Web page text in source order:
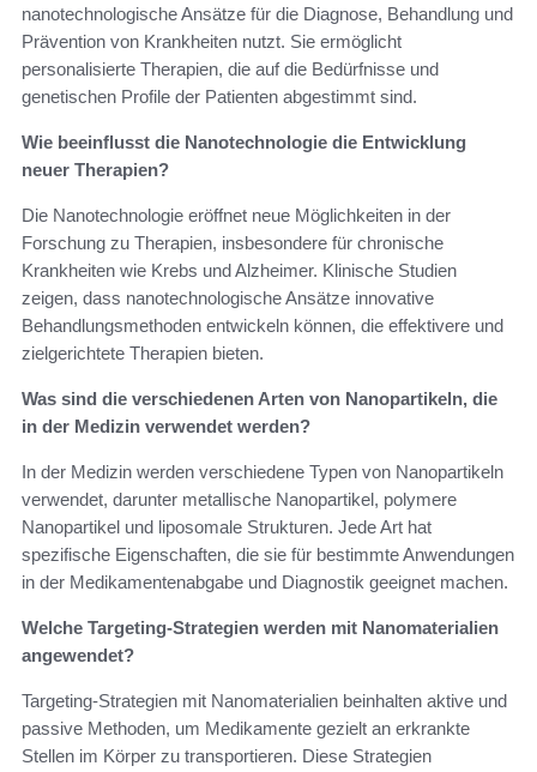
nanotechnologische Ansätze für die Diagnose, Behandlung und
Prävention von Krankheiten nutzt. Sie ermöglicht
personalisierte Therapien, die auf die Bedürfnisse und
genetischen Profile der Patienten abgestimmt sind.
Wie beeinflusst die Nanotechnologie die Entwicklung
neuer Therapien?
Die Nanotechnologie eröffnet neue Möglichkeiten in der
Forschung zu Therapien, insbesondere für chronische
Krankheiten wie Krebs und Alzheimer. Klinische Studien
zeigen, dass nanotechnologische Ansätze innovative
Behandlungsmethoden entwickeln können, die effektivere und
zielgerichtete Therapien bieten.
Was sind die verschiedenen Arten von Nanopartikeln, die
in der Medizin verwendet werden?
In der Medizin werden verschiedene Typen von Nanopartikeln
verwendet, darunter metallische Nanopartikel, polymere
Nanopartikel und liposomale Strukturen. Jede Art hat
spezifische Eigenschaften, die sie für bestimmte Anwendungen
in der Medikamentenabgabe und Diagnostik geeignet machen.
Welche Targeting-Strategien werden mit Nanomaterialien
angewendet?
Targeting-Strategien mit Nanomaterialien beinhalten aktive und
passive Methoden, um Medikamente gezielt an erkrankte
Stellen im Körper zu transportieren. Diese Strategien